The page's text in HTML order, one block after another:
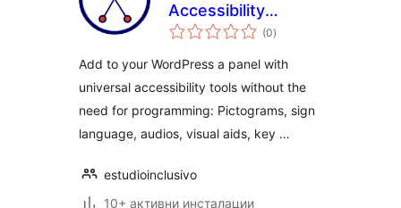
Accessibility
Universal
(0общо
оценки
)
Add to your WordPress a panel with
universal accessibility tools without the
need for programming: Pictograms, sign
language, audios, visual aids, key …
estudioinclusivo
10+ активни инсталации